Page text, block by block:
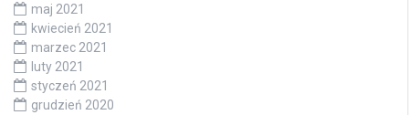
maj 2021
kwiecień 2021
marzec 2021
luty 2021
styczeń 2021
grudzień 2020